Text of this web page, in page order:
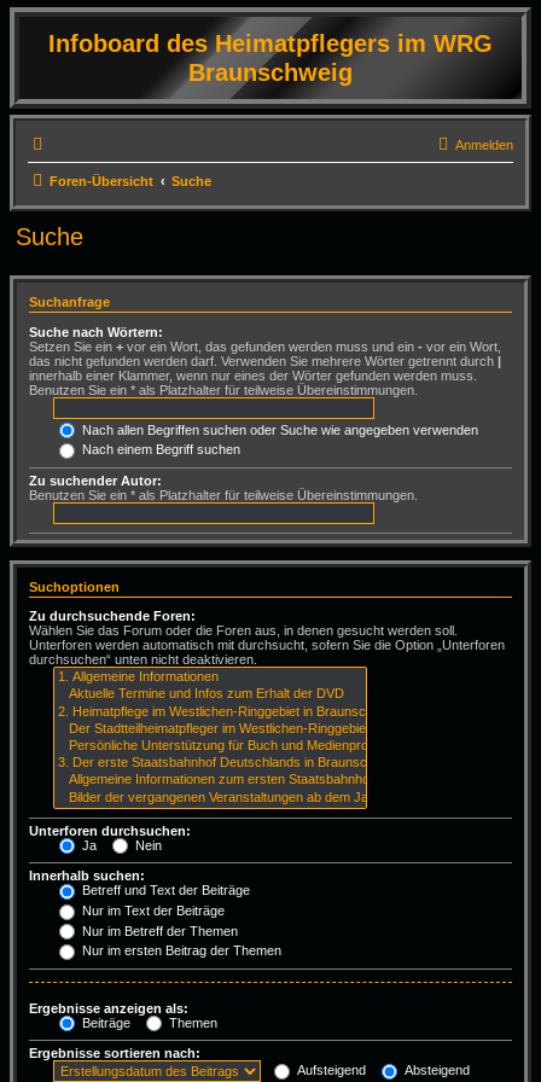
Infoboard des Heimatpflegers im WRG
Braunschweig
Anmelden
Foren-Übersicht Suche
Suche
Suchanfrage
Suche nach Wörtern:
Setzen Sie ein + vor ein Wort, das gefunden werden muss und ein - vor ein Wort,
das nicht gefunden werden darf. Verwenden Sie mehrere Wörter getrennt durch |
innerhalb einer Klammer, wenn nur eines der Wörter gefunden werden muss.
Benutzen Sie ein * als Platzhalter für teilweise Übereinstimmungen.
Nach allen Begriffen suchen oder Suche wie angegeben verwenden
Nach einem Begriff suchen
Zu suchender Autor:
Benutzen Sie ein * als Platzhalter für teilweise Übereinstimmungen.
Suchoptionen
Zu durchsuchende Foren:
Wählen Sie das Forum oder die Foren aus, in denen gesucht werden soll.
Unterforen werden automatisch mit durchsucht, sofern Sie die Option „Unterforen
durchsuchen“ unten nicht deaktivieren.
Unterforen durchsuchen:
Ja
Nein
Innerhalb suchen:
Betreff und Text der Beiträge
Nur im Text der Beiträge
Nur im Betreff der Themen
Nur im ersten Beitrag der Themen
Ergebnisse anzeigen als:
Beiträge
Themen
Ergebnisse sortieren nach:
Aufsteigend
Absteigend